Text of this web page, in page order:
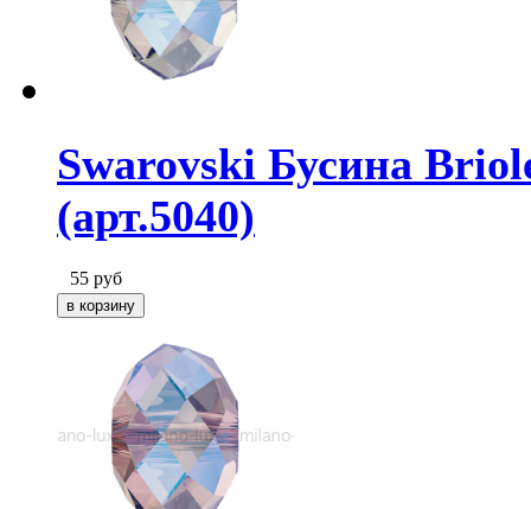
Swarovski Бусина
(арт.5040)
55 руб